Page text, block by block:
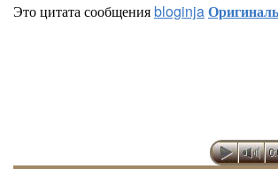
Это цитата сообщенияbloginja